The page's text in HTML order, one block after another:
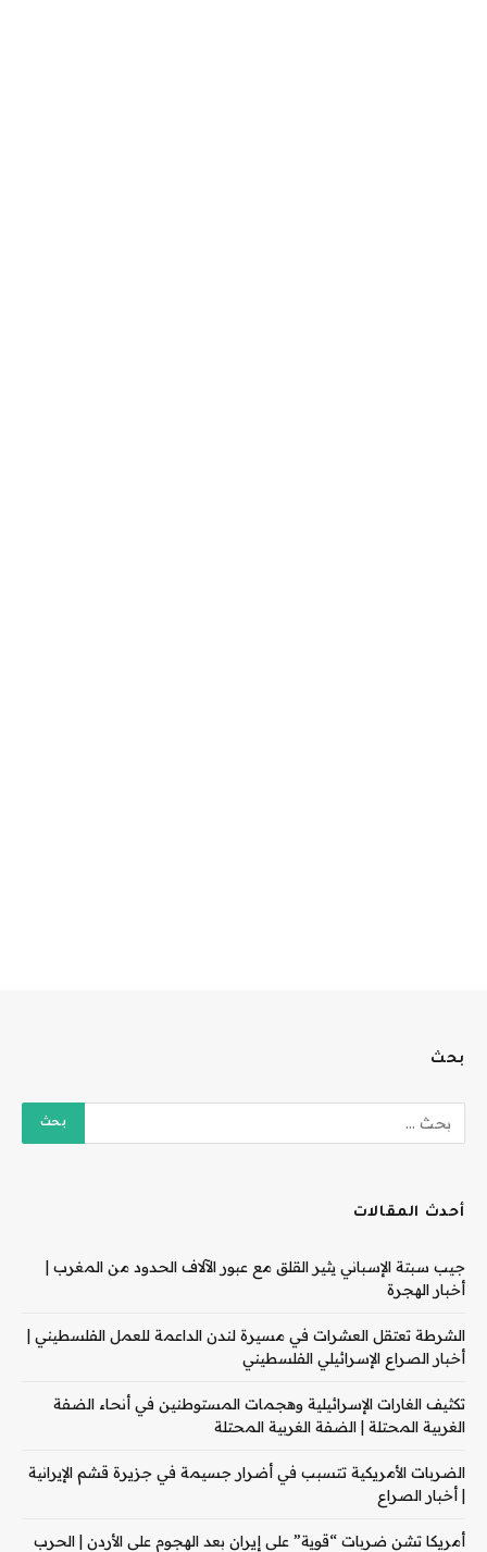
بحث
أحدث المقالات
جيب سبتة الإسباني يثير القلق مع عبور الآلاف الحدود من المغرب |
أخبار الهجرة
الشرطة تعتقل العشرات في مسيرة لندن الداعمة للعمل الفلسطيني |
أخبار الصراع الإسرائيلي الفلسطيني
تكثيف الغارات الإسرائيلية وهجمات المستوطنين في أنحاء الضفة
الغربية المحتلة | الضفة الغربية المحتلة
الضربات الأمريكية تتسبب في أضرار جسيمة في جزيرة قشم الإيرانية
| أخبار الصراع
أمريكا تشن ضربات “قوية” على إيران بعد الهجوم على الأردن | الحرب